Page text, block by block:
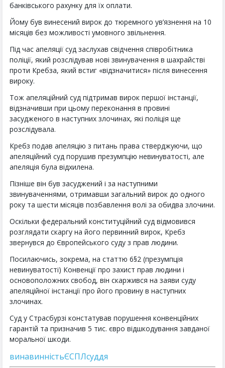
банківського рахунку для їх оплати.
Йому був винесений вирок до тюремного ув’язнення на 10
місяців без можливості умовного звільнення.
Під час апеляції суд заслухав свідчення співробітника
поліції, який розслідував нові звинувачення в шахрайстві
проти Кребза, який встиг «відзначитися» після винесення
вироку.
Тож апеляційний суд підтримав вирок першої інстанції,
відзначивши при цьому переконання в провині
засудженого в наступних злочинах, які поліція ще
розслідувала.
Кребз подав апеляцію з питань права стверджуючи, що
апеляційний суд порушив презумпцію невинуватості, але
апеляція була відхилена.
Пізніше він був засуджений і за наступними
звинуваченнями, отримавши загальний вирок до одного
року та шести місяців позбавлення волі за обидва злочини.
Оскільки федеральний конституційний суд відмовився
розглядати скаргу на його первинний вирок, Кребз
звернувся до Європейського суду з прав людини.
Посилаючись, зокрема, на статтю 6§2 (презумпція
невинуватості) Конвенції про захист прав людини і
основоположних свобод, він скаржився на заяви суду
апеляційної інстанції про його провину в наступних
злочинах.
Суд у Страсбурзі констатував порушення конвенційних
гарантій та призначив 5 тис. євро відшкодування завданої
моральної шкоди.
винавинністьЄСПЛсуддя